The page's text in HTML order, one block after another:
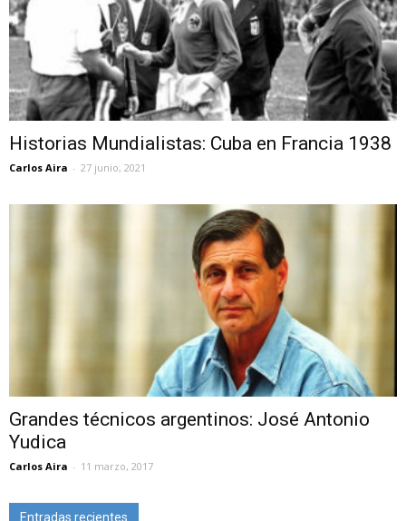
Historias Mundialistas: Cuba en Francia 1938
Carlos Aira - 27 junio, 2021
Grandes técnicos argentinos: José Antonio
Yudica
Carlos Aira - 11 marzo, 2017
Entradas recientes